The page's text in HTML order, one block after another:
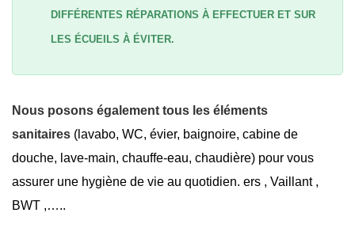
DIFFÉRENTES RÉPARATIONS À EFFECTUER ET SUR
LES ÉCUEILS À ÉVITER.
Nous posons également tous les éléments
sanitaires (lavabo, WC, évier, baignoire, cabine de
douche, lave-main, chauffe-eau, chaudière) pour vous
assurer une hygiène de vie au quotidien. ers , Vaillant ,
BWT ,…..